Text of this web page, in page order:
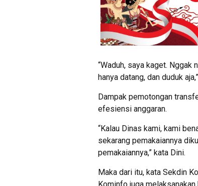
“Waduh, saya kaget. Nggak
hanya datang, dan duduk
Dampak pemotongan
efesiensi anggaran.
“Kalau Dinas kami, kami
sekarang pemakaiannya
pemakaiannya,” kata Dini.
Maka dari itu, kata Sekdin